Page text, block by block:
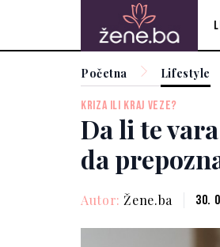
Početna Lifestyle
KRIZA ILI KRAJ VEZE?
Da li te
da
Autor: Žene.ba 30.